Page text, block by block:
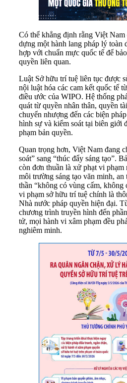
Có thể khẳng định rằng Việt
dựng một hành lang pháp lý toàn
hợp với chuẩn mực quốc tế để
quyền liên quan.
Luật Sở hữu trí tuệ liên tục được
nội luật hóa các cam kết quốc tế
điều ước của WIPO. Hệ thống
quát từ quyền nhân thân, quyền
chuyển nhượng đến các biện
hình sự và kiểm soát tại biên giới
phạm bản quyền.
Quan trọng hơn, Việt Nam đang
soát” sang “thúc đẩy sáng tạo”.
còn đơn thuần là xử phạt vi
môi trường sáng tạo văn minh,
thần “không có vùng cấm,
vi phạm sở hữu trí tuệ chính là
Nhà nước pháp quyền hiện đại.
chương trình truyền hình đến
tử, mọi hành vi xâm phạm đều
nghiêm minh.